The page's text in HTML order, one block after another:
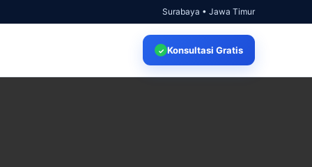
Surabaya • Jawa Timur
✓ Konsultasi Gratis